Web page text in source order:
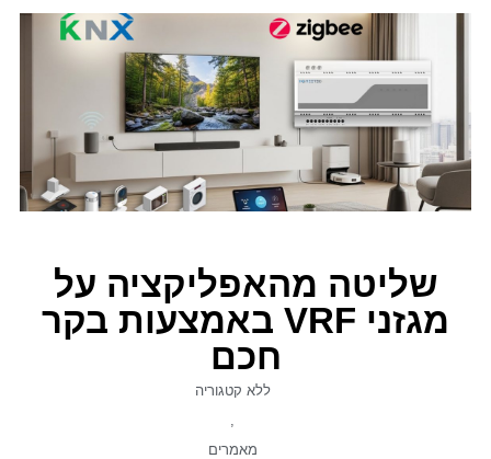
שליטה מהאפליקציה על
מגזני VRF באמצעות בקר
חכם
ללא קטגוריה
מאמרים